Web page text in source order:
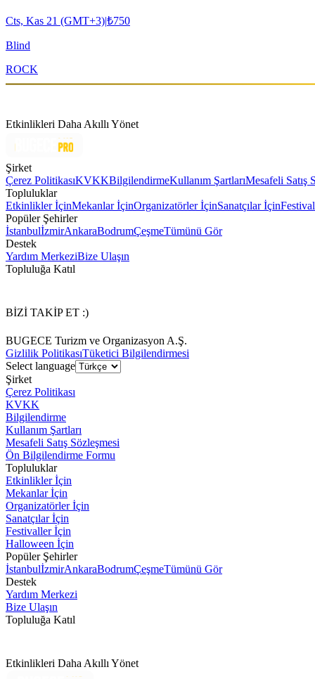
Cts, Kas 21 (GMT+3)|₺750
Blind
ROCK
Etkinlikleri Daha Akıllı Yönet
Şirket
Çerez PolitikasıKVKKBilgilendirmeKullanım ŞartlarıMesafeli Satış
Topluluklar
Etkinlikler İçinMekanlar İçinOrganizatörler İçinSanatçılar İçin
Popüler Şehirler
İstanbulİzmirAnkaraBodrumÇeşmeTümünü Gör
Destek
Yardım MerkeziBize Ulaşın
Topluluğa Katıl
BİZİ TAKİP ET :)
BUGECE Turizm ve Organizasyon A.Ş.
Gizlilik PolitikasıTüketici Bilgilendirmesi
Select language
Şirket
Çerez Politikası
KVKK
Bilgilendirme
Kullanım Şartları
Mesafeli Satış Sözleşmesi
Ön Bilgilendirme Formu
Topluluklar
Etkinlikler İçin
Mekanlar İçin
Organizatörler İçin
Sanatçılar İçin
Festivaller İçin
Halloween İçin
Popüler Şehirler
İstanbulİzmirAnkaraBodrumÇeşmeTümünü Gör
Destek
Yardım Merkezi
Bize Ulaşın
Topluluğa Katıl
Etkinlikleri Daha Akıllı Yönet